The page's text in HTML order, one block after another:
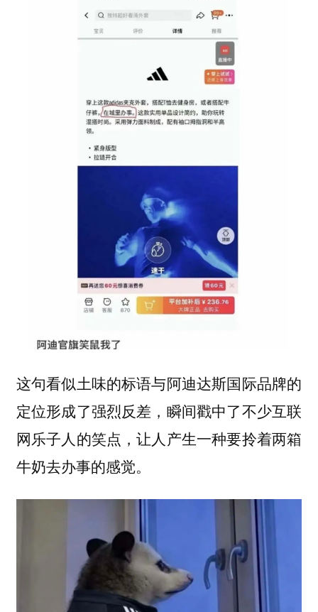
这句看似土味的标语与阿迪达斯国际品牌的
定位形成了强烈反差，瞬间戳中了不少互联
网乐子人的笑点，让人产生一种要拎着两箱
牛奶去办事的感觉。